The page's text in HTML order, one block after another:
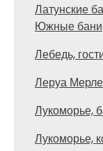
Латунские
Южные бани
Лебедь,
Леруа
Лукоморье,
Лукоморье,